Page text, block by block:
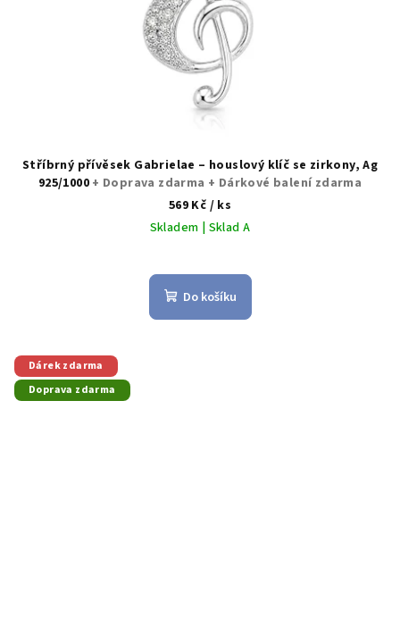
Stříbrný přívěsek Gabrielae – houslový klíč se zirkony, Ag
925/1000 + Doprava zdarma + Dárkové balení zdarma
569 Kč / ks
Skladem | Sklad A
Do košíku
Dárek zdarma
Doprava zdarma